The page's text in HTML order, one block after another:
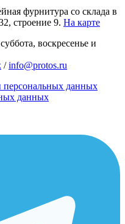
фурнитура со склада в
строение 9. На карте
воскресенье и
/info@protos.ru
данных
данных